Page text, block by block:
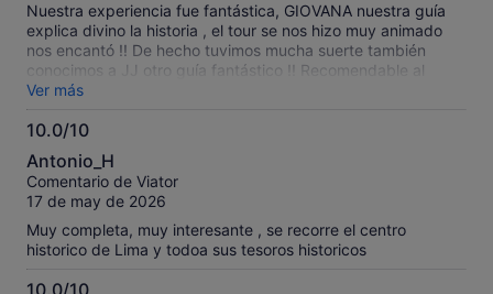
Nuestra experiencia fue fantástica, GIOVANA nuestra guía
explica divino la historia , el tour se nos hizo muy animado
nos encantó !! De hecho tuvimos mucha suerte también
conocimos a JJ otro guía fantástico !! Recomendable al
máximo volveríamos si o si … graciasss por contar con
personal tan amable y calificado .
Ver más
10.0/10
10.0
sobre
10
Antonio_H
Comentario de Viator
17 de may de 2026
Muy completa, muy interesante , se recorre el centro
historico de Lima y todoa sus tesoros historicos